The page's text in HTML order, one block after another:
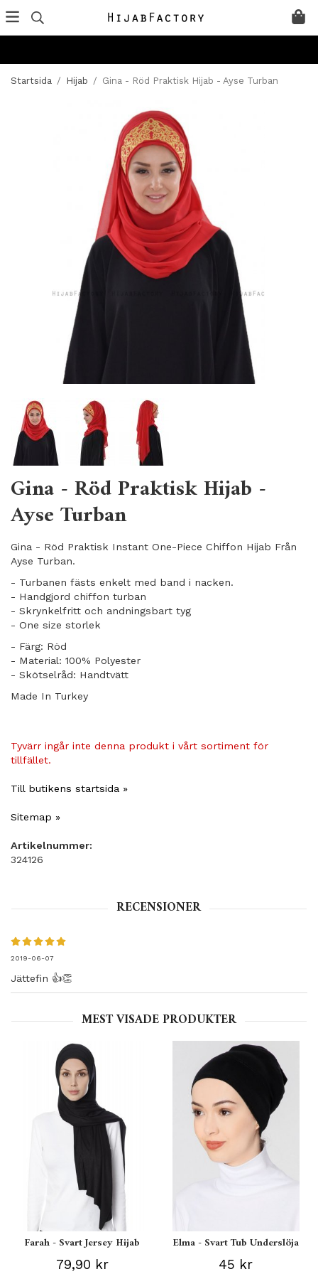
Startsida / Hijab / Gina - Röd Praktisk Hijab - Ayse Turban
Gina - Röd Praktisk Hijab -
Ayse Turban
Gina - Röd Praktisk Instant One-Piece Chiffon Hijab Från
Ayse Turban.
- Turbanen fästs enkelt med band i nacken.
- Handgjord chiffon turban
- Skrynkelfritt och andningsbart tyg
- One size storlek
- Färg: Röd
- Material: 100% Polyester
- Skötselråd: Handtvätt
Made In Turkey
Tyvärr ingår inte denna produkt i vårt sortiment för
tillfället.
Till butikens startsida »
Sitemap »
Artikelnummer:
324126
RECENSIONER
2019-06-07
Jättefin 👍👏
MEST VISADE PRODUKTER
Farah - Svart Jersey Hijab
79,90 kr
Elma - Svart Tub Underslöja
45 kr